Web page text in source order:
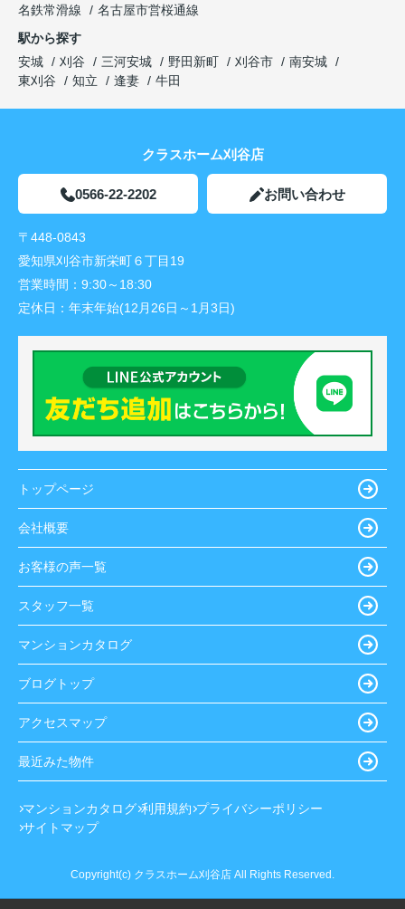
名鉄常滑線
名古屋市営桜通線
駅から探す
安城
刈谷 三河安城 野田新町 刈谷市
南安城
東刈谷
知立 逢妻 牛田
クラスホーム刈谷店
0566-22-2202 お問い合わせ
〒448-0843
愛知県刈谷市新栄町６丁目19
営業時間： 9:30～18:30
定休日： 年末年始(12月26日～1月3日)
トップページ
会社概要
お客様の声一覧
スタッフ一覧
マンションカタログ
ブログトップ
アクセスマップ
最近みた物件
マンションカタログ 利用規約 プライバシーポリシー
サイトマップ
Copyright(c) クラスホーム刈谷店 All Rights Reserved.